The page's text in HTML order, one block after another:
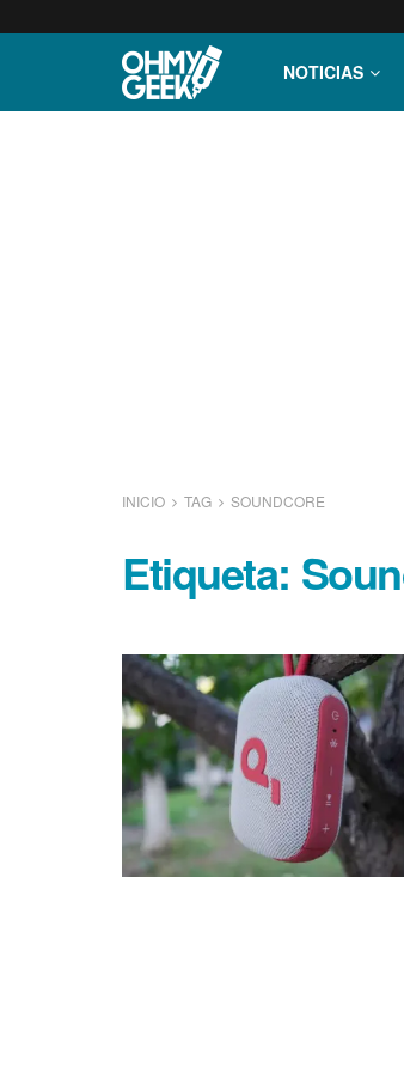
NOTICIAS
INICIO TAG SOUNDCORE
Etiqueta: